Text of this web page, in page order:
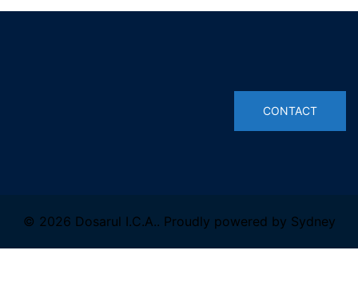
© 2026 Dosarul I.C.A.. Proudly powered by Sydney